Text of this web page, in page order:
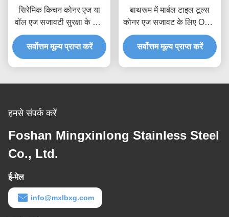
सिरेमिक किचन कोनर एज या
वॉल एज सजावटी सुरक्षा के लिए
201 304 316L स्टेनलेस
स्टील चैनल ट्रिम प्रोफ़ाइल
सर्वोत्तम मूल्य प्राप्त करें
बाथरूम में मार्बल टाइल टूल्स
कोनर एज सजावट के लिए OEM
ODM पॉलिश 8K 6K 10K
मिरर ट्रांज़िशन बॉर्डर एजिंग ट्रिम
सर्वोत्तम मूल्य प्राप्त करें
हमसे संपर्क करें
Foshan Mingxinlong Stainless Steel
Co., Ltd.
ई-मेल
info@mxlbxg.com